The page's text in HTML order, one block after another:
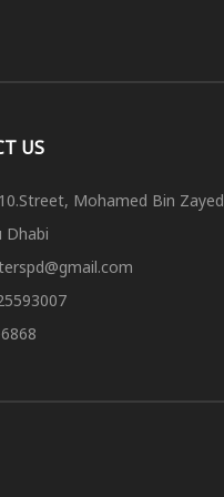
US
10.Street, Mohamed Bin Zayed
Dhabi